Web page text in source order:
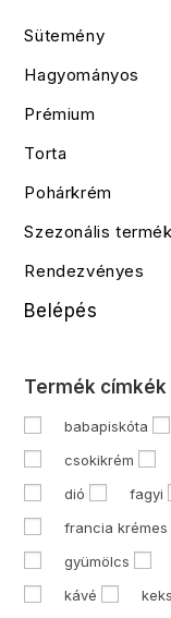
Sütemény
Hagyományos
Prémium
Torta
Pohárkrém
Szezonális
Rendezvényes
Belépés
Termék címkék
babapiskóta
csokikrém
dió
fagyi
francia krémes
gyümölcs
kávé